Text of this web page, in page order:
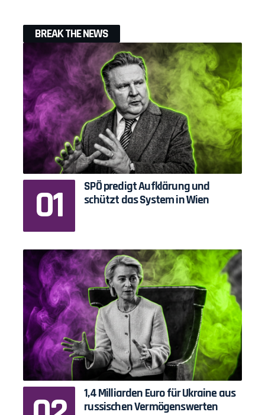
BREAK THE NEWS
SPÖ predigt Aufklärung und
schützt das System in Wien
1,4 Milliarden Euro für Ukraine aus
russischen Vermögenswerten